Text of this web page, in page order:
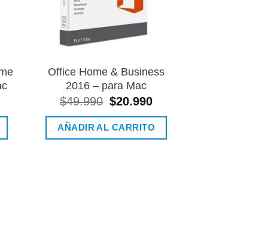
Office Home & Business
2016 – para Mac
$49.990 El
original
$20.990
actual
AÑADIR AL CARRITO